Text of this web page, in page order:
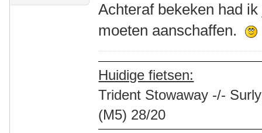
Achteraf bekeken had
moeten aanschaffen.
Huidige fietsen:
Trident Stowaway -/-
(M5) 28/20